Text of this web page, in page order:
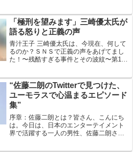
イクを封印し、素顔を披露しました。そ
の姿が「イケメ...
「極刑を望みます」三崎優太氏が
語る怒りと正義の声
青汁王子 三崎優太氏は、今現在、何して
るのか？ＳＮＳで正義の声をあげてまし
た！〜残酷すぎる事件とその波紋〜第1
が世間に衝撃を与えました。コンクリー
ト詰めの状態で発...
“佐藤二朗のTwitterで見つけた、
ユーモラスで心温まるエピソード
集”
序章：佐藤二朗とは？皆さん、こんにち
は。今日は、日本のエンターテイメント
界で活躍する一人の男性、佐藤二朗さん